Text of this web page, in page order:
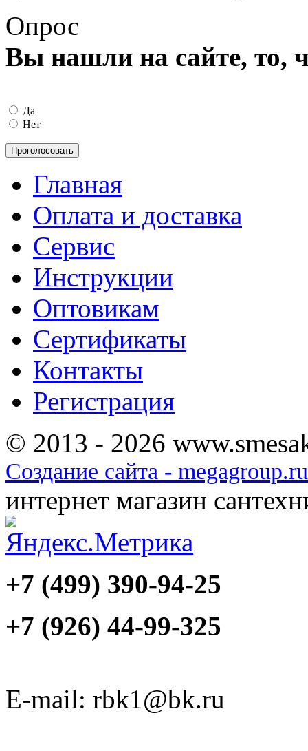
Опрос
Вы нашли на сайте, то,
Да
Нет
Главная
Оплата и доставка
Сервис
Инструкции
Оптовикам
Сертификаты
Контакты
Регистрация
© 2013 - 2026
Создание сайта - megagroup.ru
интернет магазин
+7 (499) 390-94-25
+7 (926) 44-99-325
E-mail: rbk1@bk.ru